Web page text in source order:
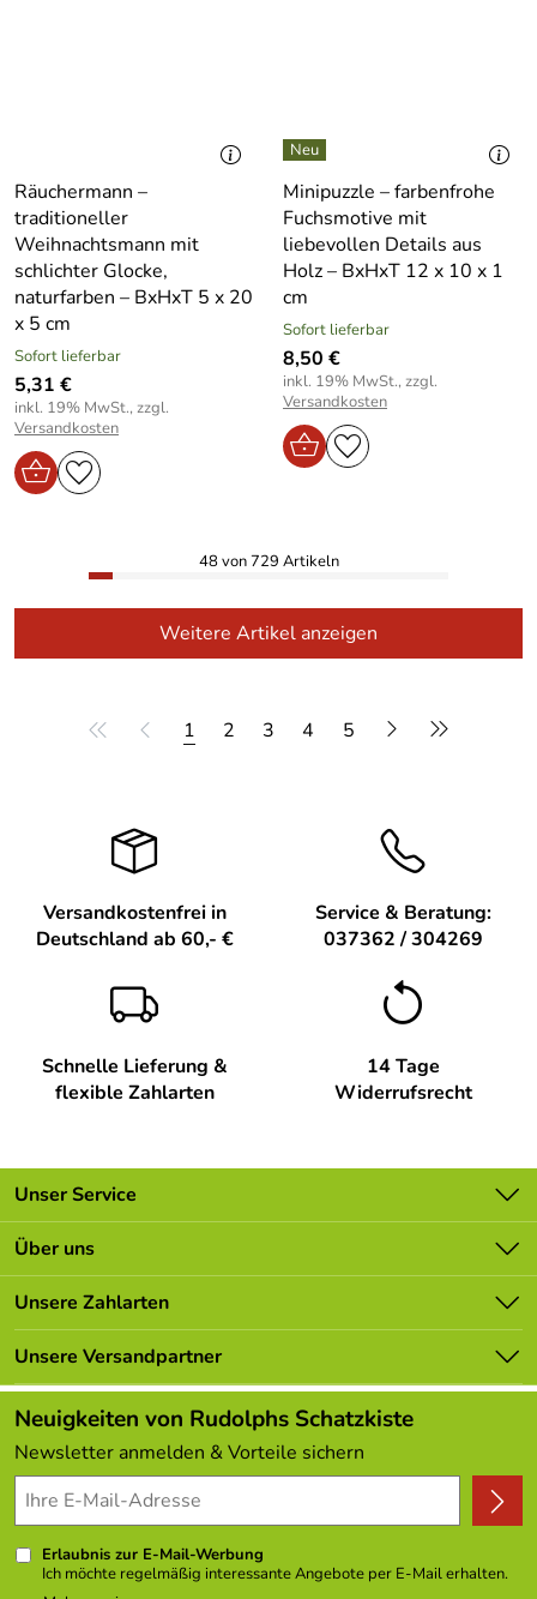
Räuchermann –
traditioneller
Weihnachtsmann mit
schlichter Glocke,
naturfarben – BxHxT 5 x 20
x 5 cm
Sofort lieferbar
5,31 €
inkl. 19% MwSt., zzgl.
Versandkosten
Minipuzzle – farbenfrohe
Fuchsmotive mit
liebevollen Details aus
Holz – BxHxT 12 x 10 x 1
cm
Sofort lieferbar
8,50 €
inkl. 19% MwSt., zzgl.
Versandkosten
48 von 729 Artikeln
Weitere Artikel anzeigen
1 2 3 4 5
Versandkostenfrei in
Deutschland ab 60,- €
Service & Beratung:
037362 / 304269
Schnelle Lieferung &
flexible Zahlarten
14 Tage
Widerrufsrecht
Unser Service
Kontakt
Batterieverordnung
Newsletter
Lieferbedingungen
Kundenlogin
Über uns
Unsere Bestseller
Marken
Neu
Angebote
Kundenbewertungen (308)
4,9/5*****
Unsere Zahlarten
Unsere Versandpartner
Neuigkeiten von Rudolphs Schatzkiste
Newsletter anmelden & Vorteile sichern
Erlaubnis zur E-Mail-Werbung
Ich möchte regelmäßig interessante Angebote per E-Mail erhalten.
Meine E-Mail-Adresse wird nicht an andere Unternehmen